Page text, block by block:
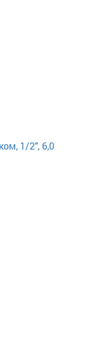
1/2", 6,0